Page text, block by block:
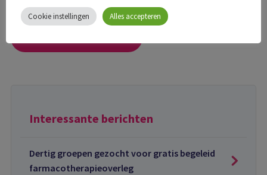
Interessante berichten
Dertig groepen gezocht voor gratis begeleid
farmacotherapieoverleg
Cookie instellingen Alles accepteren